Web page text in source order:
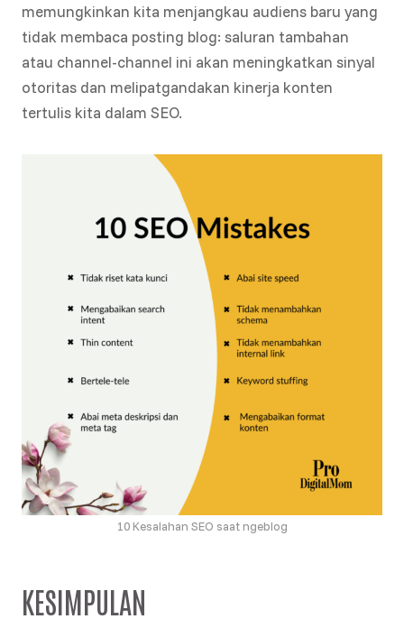
memungkinkan kita menjangkau audiens baru yang
tidak membaca posting blog: saluran tambahan
atau channel-channel ini akan meningkatkan sinyal
otoritas dan melipatgandakan kinerja konten
tertulis kita dalam SEO.
10 Kesalahan SEO saat ngeblog
KESIMPULAN